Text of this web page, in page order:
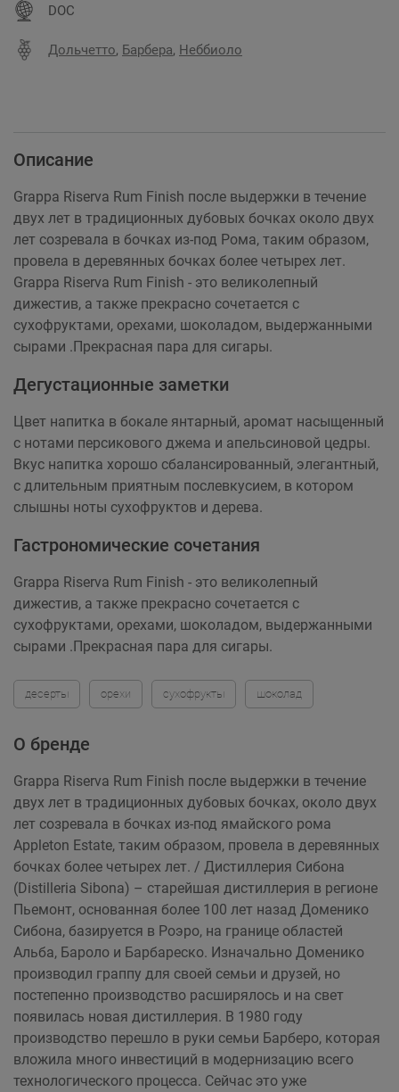
DOC
Дольчетто, Барбера, Неббиоло
Описание
Grappa Riserva Rum Finish после выдержки в течение
двух лет в традиционных дубовых бочках около двух
лет созревала в бочках из-под Рома, таким образом,
провела в деревянных бочках более четырех лет.
Grappa Riserva Rum Finish - это великолепный
дижестив, а также прекрасно сочетается с
сухофруктами, орехами, шоколадом, выдержанными
сырами .Прекрасная пара для сигары.
Дегустационные заметки
Цвет напитка в бокале янтарный, аромат насыщенный
с нотами персикового джема и апельсиновой цедры.
Вкус напитка хорошо сбалансированный, элегантный,
c длительным приятным послевкусием, в котором
слышны ноты сухофруктов и дерева.
Гастрономические сочетания
Grappa Riserva Rum Finish - это великолепный
дижестив, а также прекрасно сочетается с
сухофруктами, орехами, шоколадом, выдержанными
сырами .Прекрасная пара для сигары.
десерты орехи сухофрукты шоколад
О бренде
Grappa Riserva Rum Finish после выдержки в течение
двух лет в традиционных дубовых бочках, около двух
лет созревала в бочках из-под ямайского рома
Appleton Estate, таким образом, провела в деревянных
бочках более четырех лет. / Дистиллерия Сибона
(Distilleria Sibona) – старейшая дистиллерия в регионе
Пьемонт, основанная более 100 лет назад Доменико
Сибона, базируется в Роэро, на границе областей
Альба, Бароло и Барбареско. Изначально Доменико
производил граппу для своей семьи и друзей, но
постепенно производство расширялось и на свет
появилась новая дистиллерия. В 1980 году
производство перешло в руки семьи Барберо, которая
вложила много инвестиций в модернизацию всего
технологического процесса. Сейчас это уже